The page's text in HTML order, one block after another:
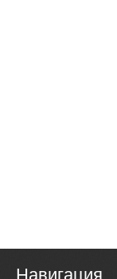
Навигация